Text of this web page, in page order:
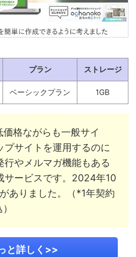
プラン ストレージ
ベーシックプラン 1GB
格ながらも一般サイ
プサイトを運用するのに
行やメルマガ機能もある
サービスです。2024年10
ありました。（*1年契約
と詳しく>>